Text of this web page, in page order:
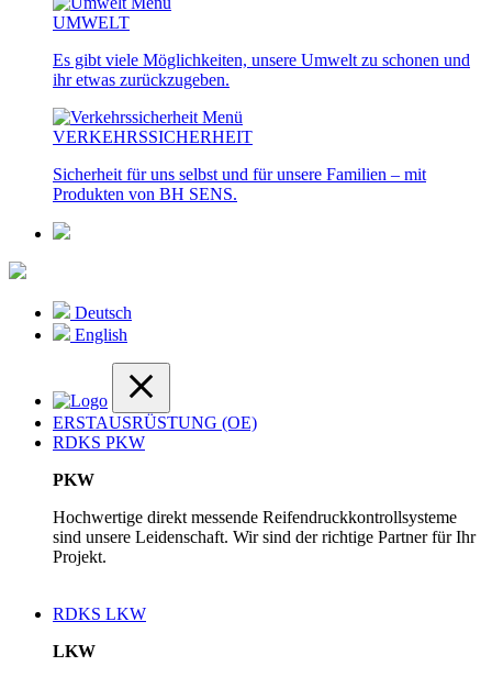
UMWELT
Es gibt viele Möglichkeiten, unsere Umwelt zu schonen und
ihr etwas zurückzugeben.
VERKEHRSSICHERHEIT
Sicherheit für uns selbst und für unsere Familien – mit
Produkten von BH SENS.
Deutsch
English
ERSTAUSRÜSTUNG (OE)
RDKS PKW
PKW
Hochwertige direkt messende Reifendruckkontrollsysteme
sind unsere Leidenschaft. Wir sind der richtige Partner für Ihr
Projekt.
RDKS LKW
LKW